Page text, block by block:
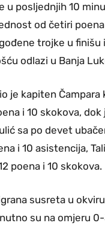
posljednjih 10
od četiri
trojke u
odlazi u Banja
je kapiten Čampara
i 10 skokova,
sa po devet
i 10 asistencija,
poena i 10 skokova.
susreta u
su na omjeru